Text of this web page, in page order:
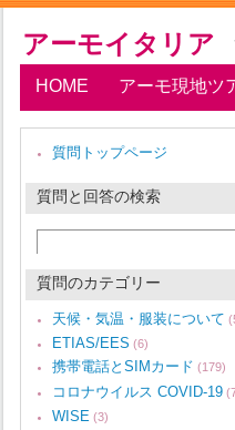
アーモイタリア
HOME アーモ現地ツ
質問トップページ
質問と回答の検索
質問のカテゴリー
天候・気温・服装について
ETIAS/EES (6)
携帯電話とSIMカード (179)
コロナウイルス COVID-19
WISE (3)